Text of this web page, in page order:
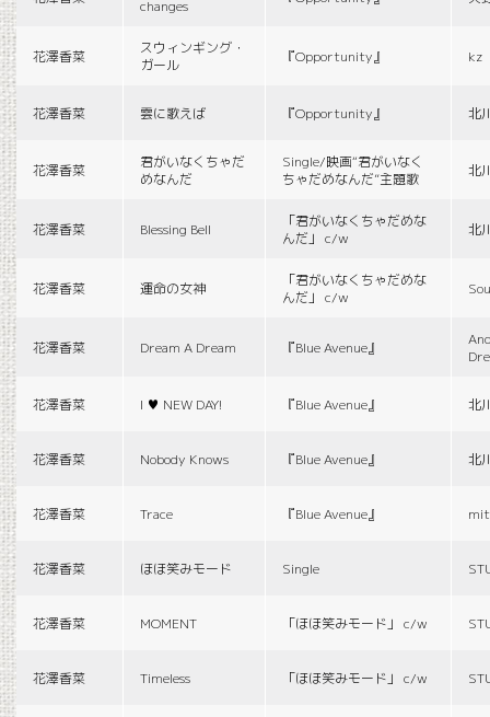
changes
花澤香菜
スウィンギング・
ガール
『Opportunity』 kz
花澤香菜 雲に歌えば 『Opportunity』 北
花澤香菜
君がいなくちゃだ
めなんだ
Single/映画“君がいなく
ちゃだめなんだ”主題歌
北
花澤香菜 Blessing Bell
「君がいなくちゃだめな
んだ」 c/w
北
花澤香菜 運命の女神
「君がいなくちゃだめな
んだ」 c/w
花澤香菜 Dream A Dream 『Blue Avenue』
花澤香菜 I ♥ NEW DAY! 『Blue Avenue』 北
花澤香菜 Nobody Knows 『Blue Avenue』 北
花澤香菜 Trace 『Blue Avenue』
花澤香菜 ほほ笑みモード Single
花澤香菜 MOMENT 「ほほ笑みモード」 c/w
花澤香菜 Timeless 「ほほ笑みモード」 c/w